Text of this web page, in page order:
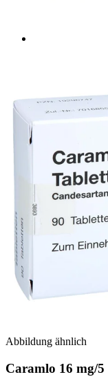
Abbildung ähnlich
Caramlo 16 mg/5